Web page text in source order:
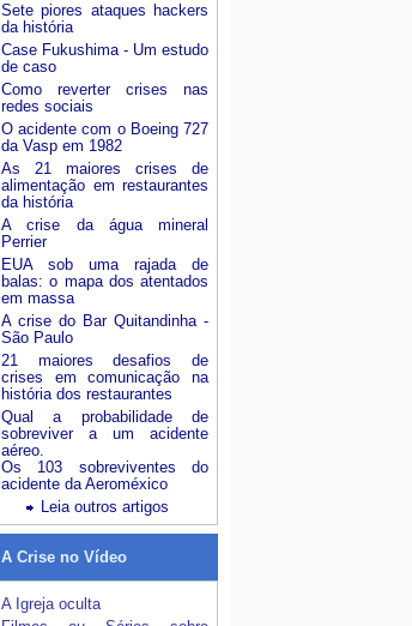
Sete piores ataques hackers
da história
Case Fukushima - Um estudo
de caso
Como reverter crises nas
redes sociais
O acidente com o Boeing 727
da Vasp em 1982
As 21 maiores crises de
alimentação em restaurantes
da história
A crise da água mineral
Perrier
EUA sob uma rajada de
balas: o mapa dos atentados
em massa
A crise do Bar Quitandinha -
São Paulo
21 maiores desafios de
crises em comunicação na
história dos restaurantes
Qual a probabilidade de
sobreviver a um acidente
aéreo.
Os 103 sobreviventes do
acidente da Aeroméxico
Leia outros artigos
A Crise no Vídeo
A Igreja oculta